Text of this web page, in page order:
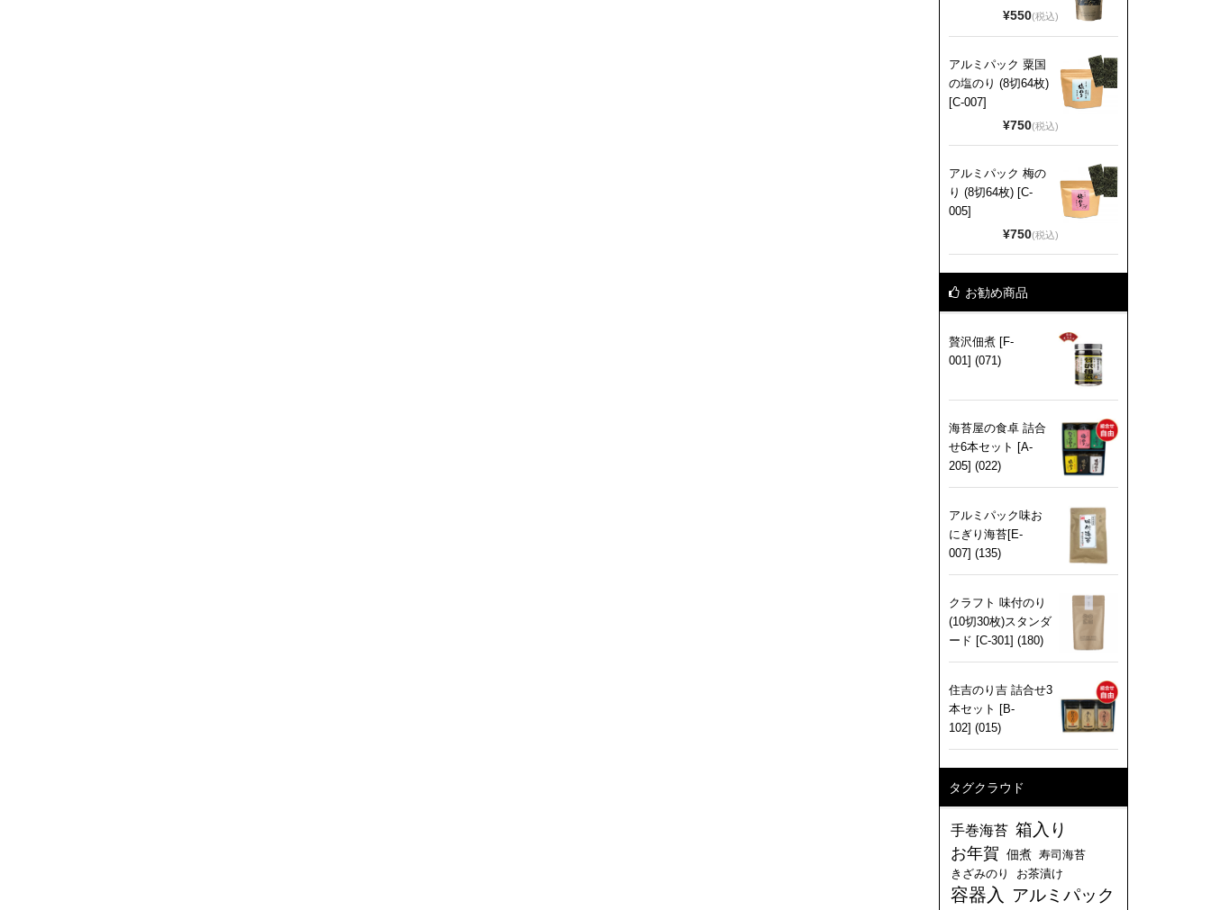
¥550(税込)
アルミパック 粟国
の塩のり (8切64枚)
[C-007]
¥750(税込)
アルミパック 梅の
り (8切64枚) [C-
005]
¥750(税込)
お勧め商品
贅沢佃煮 [F-
001] (071)
海苔屋の食卓 詰合
せ6本セット [A-
205] (022)
アルミパック味お
にぎり海苔[E-
007] (135)
クラフト 味付のり
(10切30枚)スタンダ
ード [C-301] (180)
住吉のり吉 詰合せ3
本セット [B-
102] (015)
タグクラウド
手巻海苔 箱入り
お年賀 佃煮 寿司海苔
きざみのり
お茶漬け
容器入 アルミパック